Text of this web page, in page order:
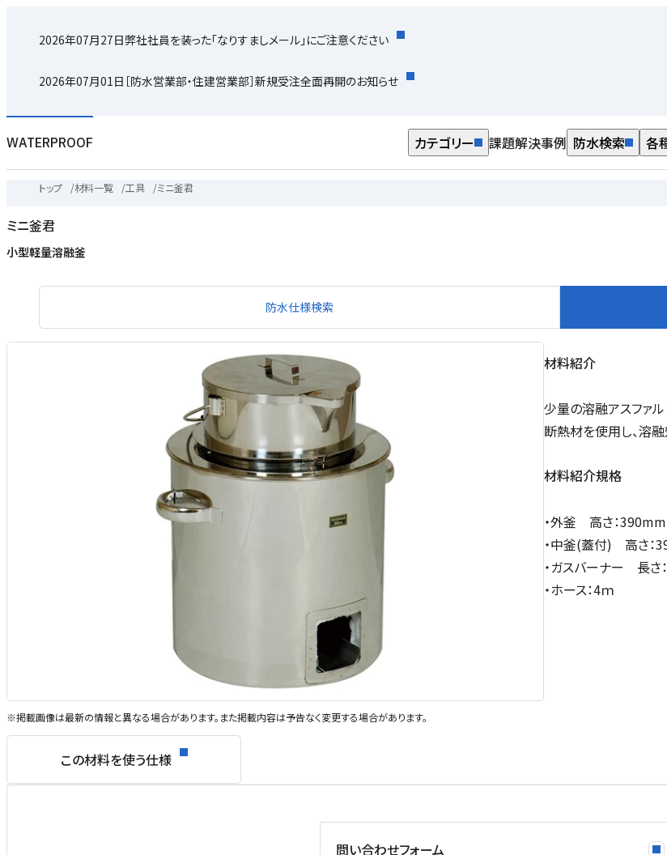
2026年07月27日弊社社員を装った「なりすましメール」にご注意ください
2026年07月01日 ［防水営業部・住建営業部］新規受注全面再開のお知らせ
WATERPROOF カテゴリー 課題解決事例 防水検索 各
トップ /材料一覧 /工具 /ミニ釜君
ミニ釜君
小型軽量溶融釜
防水仕様検索
※掲載画像は最新の情報と異なる場合があります。また掲載内容は予告なく変更する場合があります。
この材料を使う仕様
材料紹介
少量の溶融アスファ
断熱材を使用し、溶
材料紹介規格
・外釜 高さ：
・中釜(蓋付) 高さ
・ガスバーナー 長さ
・ホース：4ｍ
問い合わせフォーム